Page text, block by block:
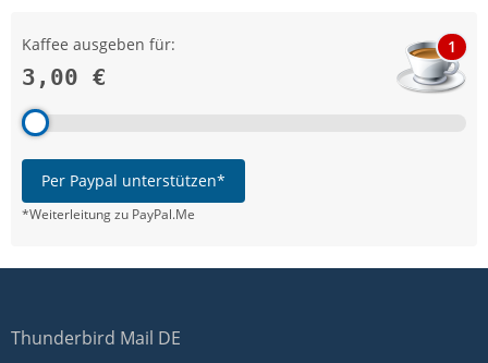
Kaffee ausgeben für:
3,00 €
1
Per Paypal unterstützen*
*Weiterleitung zu PayPal.Me
Thunderbird Mail DE